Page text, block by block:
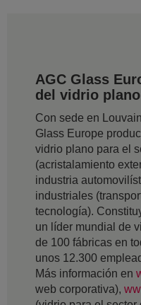
AGC Glass
del vidrio plano
Con sede en
Glass Europe
vidrio plano para el
(acristalamiento
industria
industriales
tecnología).
un líder mundial de
de 100 fábricas en
unos 12.300
Más información en
web corporativa),